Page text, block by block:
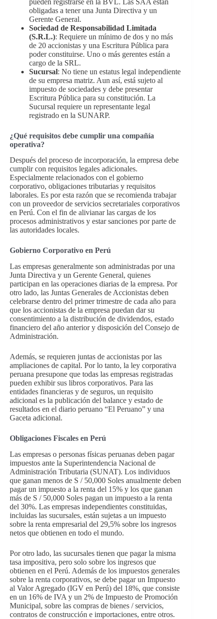
obligadas a tener una Junta Directiva y un
Gerente General.
Sociedad de Responsabilidad Limitada
(S.R.L.): Requiere un mínimo de dos y no más
de 20 accionistas y una Escritura Pública para
poder constituirse. Uno o más gerentes están a
cargo de la SRL.
Sucursal: No tiene un estatus legal independiente
de su empresa matriz. Aun así, está sujeto al
impuesto de sociedades y debe presentar
Escritura Pública para su constitución. La
Sucursal requiere un representante legal
registrado en la SUNARP.
¿Qué requisitos debe cumplir una compañía
operativa?
Después del proceso de incorporación, la empresa debe
cumplir con requisitos legales adicionales.
Especialmente relacionados con el gobierno
corporativo, obligaciones tributarias y requisitos
laborales. Es por esta razón que se recomienda trabajar
con un proveedor de servicios secretariales corporativos
en Perú. Con el fin de alivianar las cargas de los
procesos administrativos y estar sanciones por parte de
las autoridades locales.
Gobierno Corporativo en Perú
Las empresas generalmente son administradas por una
Junta Directiva y un Gerente General, quienes
participan en las operaciones diarias de la empresa. Por
otro lado, las Juntas Generales de Accionistas deben
celebrarse dentro del primer trimestre de cada año para
que los accionistas de la empresa puedan dar su
consentimiento a la distribución de dividendos, estado
financiero del año anterior y disposición del Consejo de
Administración.
Además, se requieren juntas de accionistas por las
ampliaciones de capital. Por lo tanto, la ley corporativa
peruana presupone que todas las empresas registradas
pueden exhibir sus libros corporativos. Para las
entidades financieras y de seguros, un requisito
adicional es la publicación del balance y estado de
resultados en el diario peruano “El Peruano” y una
Gaceta adicional.
Obligaciones Fiscales en Perú
Las empresas o personas físicas peruanas deben pagar
impuestos ante la Superintendencia Nacional de
Administración Tributaria (SUNAT). Los individuos
que ganan menos de S / 50,000 Soles anualmente deben
pagar un impuesto a la renta del 15% y los que ganan
más de S / 50,000 Soles pagan un impuesto a la renta
del 30%. Las empresas independientes constituidas,
incluidas las sucursales, están sujetas a un impuesto
sobre la renta empresarial del 29,5% sobre los ingresos
netos que obtienen en todo el mundo.
Por otro lado, las sucursales tienen que pagar la misma
tasa impositiva, pero solo sobre los ingresos que
obtienen en el Perú. Además de los impuestos generales
sobre la renta corporativos, se debe pagar un Impuesto
al Valor Agregado (IGV en Perú) del 18%, que consiste
en un 16% de IVA y un 2% de Impuesto de Promoción
Municipal, sobre las compras de bienes / servicios,
contratos de construcción e importaciones, entre otros.